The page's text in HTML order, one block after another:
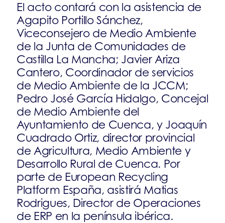
El acto contará con la asistencia de
Agapito Portillo Sánchez,
Viceconsejero de Medio Ambiente
de la Junta de Comunidades de
Castilla La Mancha; Javier Ariza
Cantero, Coordinador de servicios
de Medio Ambiente de la JCCM;
Pedro José García Hidalgo, Concejal
de Medio Ambiente del
Ayuntamiento de Cuenca, y Joaquín
Cuadrado Ortiz, director provincial
de Agricultura, Medio Ambiente y
Desarrollo Rural de Cuenca. Por
parte de European Recycling
Platform España, asistirá Matias
Rodrigues, Director de Operaciones
de ERP en la península ibérica.